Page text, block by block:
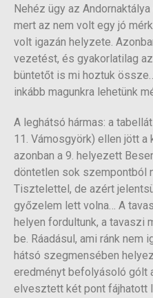
Nehéz ügy az
mert az nem volt egy jó
volt igazán helyzete.
vezetést, és gyakorlatilag
büntetőt is mi hoztuk
inkább magunkra lehetünk
A leghátsó hármas: a
11. Vámosgyörk) ellen jött
azonban a 9. helyezett
döntetlen sok szempontból
Tisztelettel, de azért
győzelem lett volna… A
helyen fordultunk, a tavaszi
be. Ráadásul, ami ránk nem
hátsó szegmensében
eredményt befolyásoló gólt
elvesztett két pont fájhatott